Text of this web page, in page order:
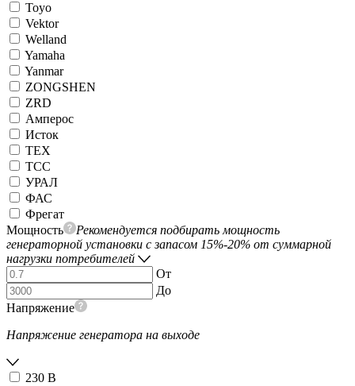
Toyo
Vektor
Welland
Yamaha
Yanmar
ZONGSHEN
ZRD
Амперос
Исток
ТЕХ
ТСС
УРАЛ
ФАС
Фрегат
Мощность
Рекомендуется подбирать мощность
генераторной установки с запасом 15%-20% от суммарной
нагрузки потребителей
От
До
Напряжение
Напряжение генератора на выходе
230 В